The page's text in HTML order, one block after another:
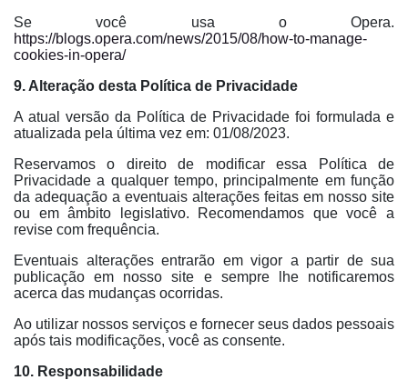
Se você usa o Opera.
https://blogs.opera.com/news/2015/08/how-to-manage-
cookies-in-opera/
9. Alteração desta Política de Privacidade
A atual versão da Política de Privacidade foi formulada e
atualizada pela última vez em: 01/08/2023.
Reservamos o direito de modificar essa Política de
Privacidade a qualquer tempo, principalmente em função
da adequação a eventuais alterações feitas em nosso site
ou em âmbito legislativo. Recomendamos que você a
revise com frequência.
Eventuais alterações entrarão em vigor a partir de sua
publicação em nosso site e sempre lhe notificaremos
acerca das mudanças ocorridas.
Ao utilizar nossos serviços e fornecer seus dados pessoais
após tais modificações, você as consente.
10. Responsabilidade